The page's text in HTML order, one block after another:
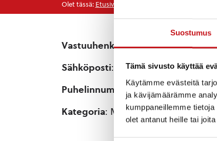
Suostumus
Tämä sivusto käyttää
Käytämme evästeitä
ja kävijämäärämme
kumppaneillemme
olet antanut heille tai
Olet tässä: Etusivu
Vastuuhenkilö: Anneli Hytönen,
Sähköposti:
Puhelinnumero : 0405776516
Kategoria: Musiikki